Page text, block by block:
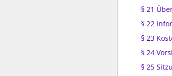
§ 21
§ 22
§ 23
§ 24
§ 25